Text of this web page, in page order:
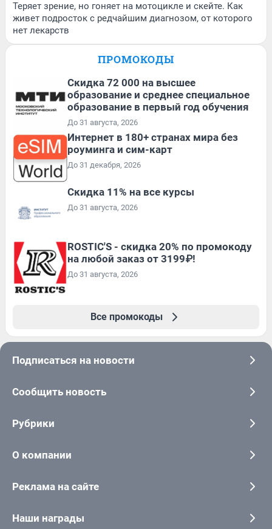
Теряет зрение, но гоняет на мотоцикле и скейте. Как
живет подросток с редчайшим диагнозом, от которого
нет лекарств
ПРОМОКОДЫ
Скидка 72 000 на высшее
образование и среднее специальное
образование в первый год обучения
До 31 августа, 2026
Интернет в 180+ странах мира без
роуминга и сим-карт
До 31 декабря, 2026
Скидка 11% на все курсы
До 31 августа, 2026
ROSTIC'S - скидка 20% по промокоду
на любой заказ от 3199₽!
До 31 августа, 2026
Все промокоды
Подписаться на новости
Сообщить новость
Рубрики
О компании
Реклама на сайте
Наши награды